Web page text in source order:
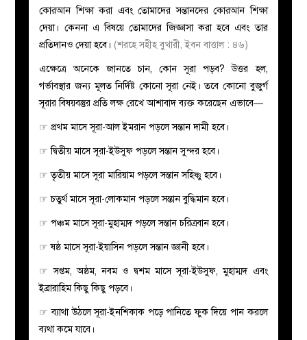
কোরআন শিক্ষা করা এবং তোমাদের সন্তানদের কোরআন শিক্ষা
দেয়া। কেননা এ বিষয়ে তোমাদের জিজ্ঞাসা করা হবে এবং তার
প্রতিদানও দেয়া হবে। (শরহে সহীহ বুখারী, ইবন বাত্তাল : ৪৬)
এক্ষেত্রে অনেকে জানতে চান, কোন সূরা পড়ব? উত্তর হল,
গর্ভাবস্থার জন্য মূলত নির্দিষ্ট কোনো সূরা নেই। তবে কোনো বুজুর্গ
সূরার বিষয়বস্তুর প্রতি লক্ষ রেখে আশাবাদ ব্যক্ত করেছেন এভাবে—
☞ প্রথম মাসে সূরা-আল ইমরান পড়লে সন্তান দামী হবে।
☞ দ্বিতীয় মাসে সূরা-ইউসুফ পড়লে সন্তান সুন্দর হবে।
☞ তৃতীয় মাসে সূরা মারিয়াম পড়লে সন্তান সহিষ্ণু হবে।
☞ চতুর্থ মাসে সূরা-লোকমান পড়লে সন্তান বুদ্ধিমান হবে।
☞ পঞ্চম মাসে সূরা-মুহাম্মদ পড়লে সন্তান চরিত্রবান হবে।
☞ ষষ্ঠ মাসে সূরা-ইয়াসিন পড়লে সন্তান জ্ঞানী হবে।
☞ সপ্তম, অষ্ঠম, নবম ও দ্বশম মাসে সূরা-ইউসুফ, মুহাম্মদ এবং
ইব্রারাহিম কিছু কিছু পড়বে।
☞ ব্যাথা উঠলে সূরা-ইনশিকাক পড়ে পানিতে ফুক দিয়ে পান করলে
ব্যথা কমে যাবে।